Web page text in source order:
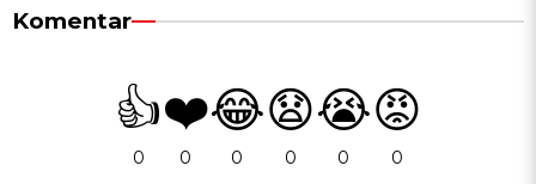
Komentar
👍
0
❤️
0
😂
0
😧
0
😭
0
😡
0